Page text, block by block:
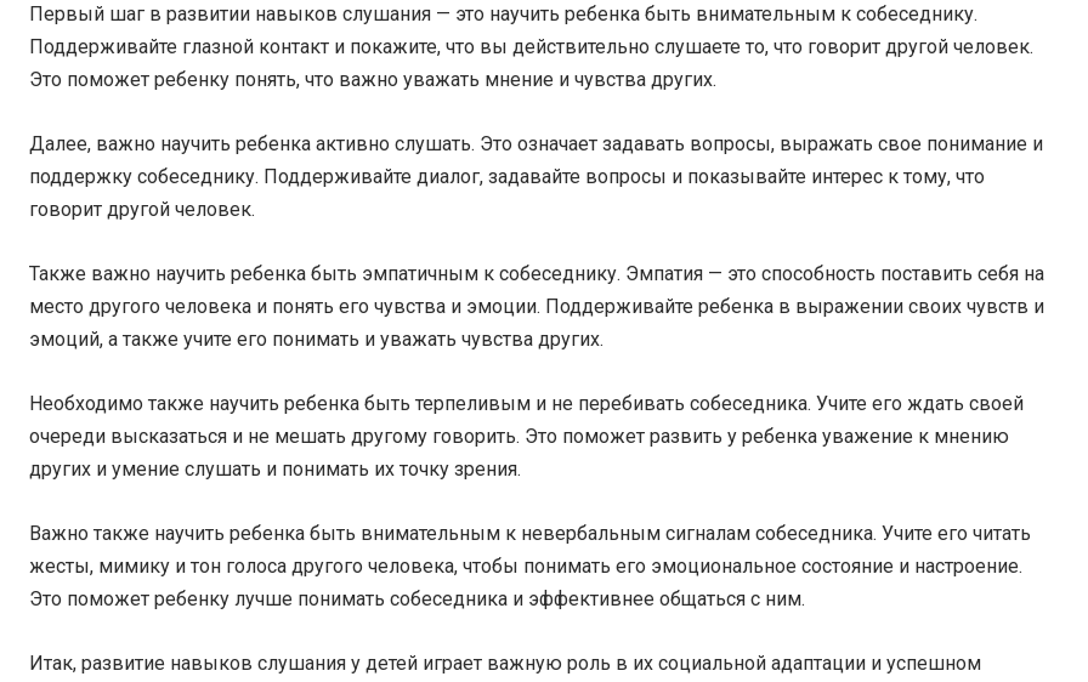
Первый шаг в развитии навыков слушания — это научить ребенка быть внимательным к собеседнику.
Поддерживайте глазной контакт и покажите, что вы действительно слушаете то, что говорит другой человек.
Это поможет ребенку понять, что важно уважать мнение и чувства других.
Далее, важно научить ребенка активно слушать. Это означает задавать вопросы, выражать свое понимание и
поддержку собеседнику. Поддерживайте диалог, задавайте вопросы и показывайте интерес к тому, что
говорит другой человек.
Также важно научить ребенка быть эмпатичным к собеседнику. Эмпатия — это способность поставить себя на
место другого человека и понять его чувства и эмоции. Поддерживайте ребенка в выражении своих чувств и
эмоций, а также учите его понимать и уважать чувства других.
Необходимо также научить ребенка быть терпеливым и не перебивать собеседника. Учите его ждать своей
очереди высказаться и не мешать другому говорить. Это поможет развить у ребенка уважение к мнению
других и умение слушать и понимать их точку зрения.
Важно также научить ребенка быть внимательным к невербальным сигналам собеседника. Учите его читать
жесты, мимику и тон голоса другого человека, чтобы понимать его эмоциональное состояние и настроение.
Это поможет ребенку лучше понимать собеседника и эффективнее общаться с ним.
Итак, развитие навыков слушания у детей играет важную роль в их социальной адаптации и успешном